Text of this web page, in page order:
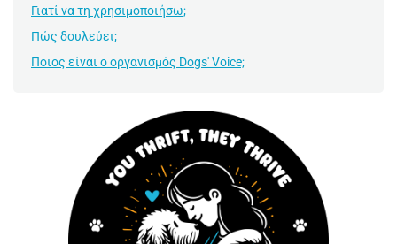
Γιατί να τη χρησιμοποιήσω;
Πώς δουλεύει;
Ποιος είναι ο οργανισμός Dogs' Voice;